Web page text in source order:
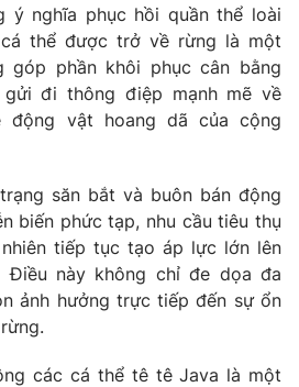
ý nghĩa phục hồi quần thể loài
thể được trở về rừng là một
góp phần khôi phục cân bằng
đi thông điệp mạnh mẽ về
động vật hoang dã của cộng
săn bắt và buôn bán động
biến phức tạp, nhu cầu tiêu thụ
tiếp tục tạo áp lực lớn lên
Điều này không chỉ đe dọa đa
ảnh hưởng trực tiếp đến sự ổn
các cá thể tê tê Java là một